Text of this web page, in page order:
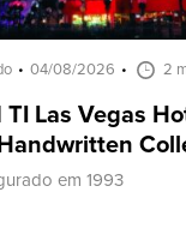
04/08/2026 2
Las Vegas
em 1993